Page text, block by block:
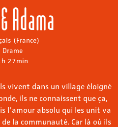
Adama
(France)
Drame
27min
vivent dans un village éloigné
ils ne connaissent que ça,
l’amour absolu qui les unit va
la communauté. Car là où ils